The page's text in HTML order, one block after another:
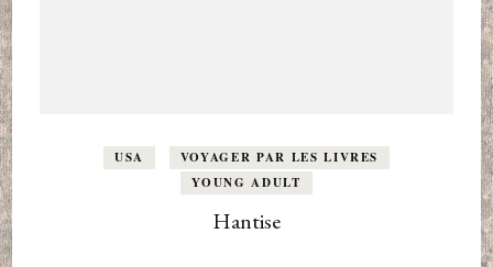
USA
VOYAGER PAR LES LIVRES
YOUNG ADULT
Hantise